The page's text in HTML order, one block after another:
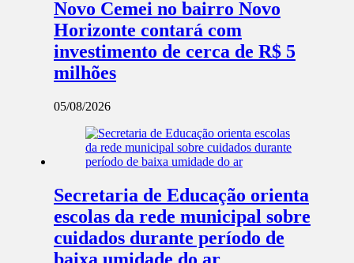
Novo Cemei no bairro Novo
Horizonte contará com
investimento de cerca de R$ 5
milhões
05/08/2026
Secretaria de Educação orienta
escolas da rede municipal sobre
cuidados durante período de
baixa umidade do ar